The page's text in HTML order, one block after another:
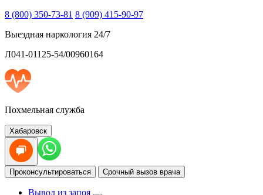
8 (800) 350-73-81 8 (909) 415-90-97
Выездная наркология 24/7
Л041-01125-54/00960164
Похмельная служба
Хабаровск
Проконсультироваться Срочный вызов врача
Вывод из запоя